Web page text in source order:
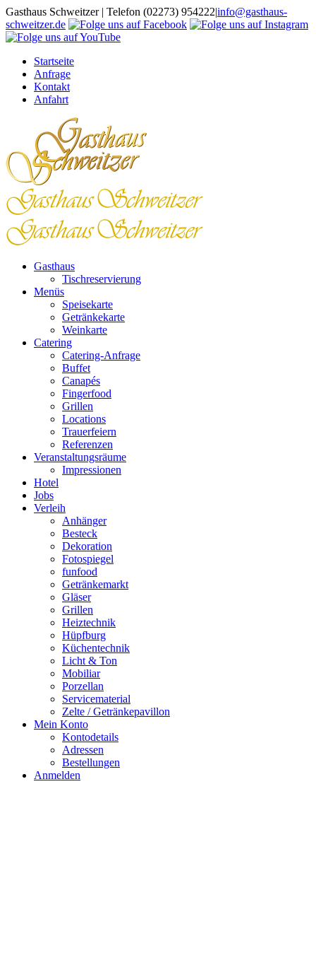
Zum
Inhalt
springen
Gasthaus Schweitzer | Telefon (02273) 954222|info@gasthaus-
schweitzer.de
Startseite
Anfrage
Kontakt
Anfahrt
Gasthaus
Tischreservierung
Menüs
Speisekarte
Getränkekarte
Weinkarte
Catering
Catering-Anfrage
Buffet
Canapés
Fingerfood
Grillen
Locations
Trauerfeiern
Referenzen
Veranstaltungsräume
Impressionen
Hotel
Jobs
Verleih
Anhänger
Besteck
Dekoration
Fotospiegel
funfood
Getränkemarkt
Gläser
Grillen
Heiztechnik
Hüpfburg
Küchentechnik
Licht & Ton
Mobiliar
Porzellan
Servicematerial
Zelte / Getränkepavillon
Mein Konto
Kontodetails
Adressen
Bestellungen
Anmelden